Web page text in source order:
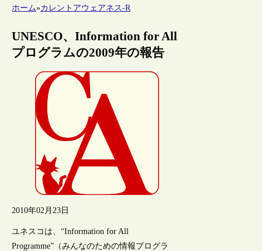
ホーム»カレントアウェアネス-R
UNESCO、Information for All
プログラムの2009年の報告
2010年02月23日
ユネスコは、“Information for All
Programme”（みんなのための情報プログラ